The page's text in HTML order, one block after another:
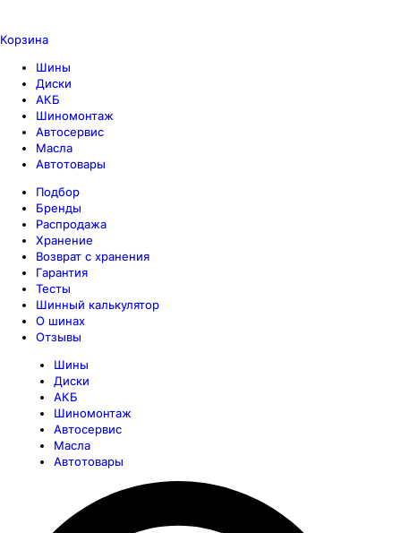
Корзина
Шины
Диски
АКБ
Шиномонтаж
Автосервис
Масла
Автотовары
Подбор
Бренды
Распродажа
Хранение
Возврат с хранения
Гарантия
Тесты
Шинный калькулятор
О шинах
Отзывы
Шины
Диски
АКБ
Шиномонтаж
Автосервис
Масла
Автотовары